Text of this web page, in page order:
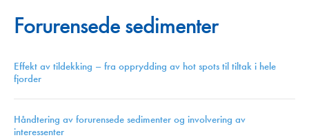
Forurensede sedimenter
Effekt av tildekking – fra opprydding av hot spots til tiltak i hele
fjorder
Håndtering av forurensede sedimenter og involvering av
interessenter